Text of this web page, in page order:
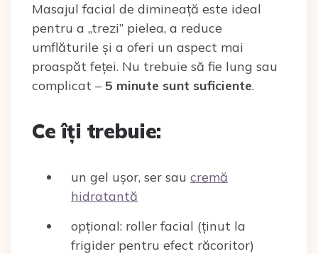
Masajul facial de dimineață este ideal
pentru a „trezi” pielea, a reduce
umflăturile și a oferi un aspect mai
proaspăt feței. Nu trebuie să fie lung sau
complicat – 5 minute sunt suficiente.
Ce îți trebuie:
un gel ușor, ser sau cremă
hidratantă
opțional: roller facial (ținut la
frigider pentru efect răcoritor)